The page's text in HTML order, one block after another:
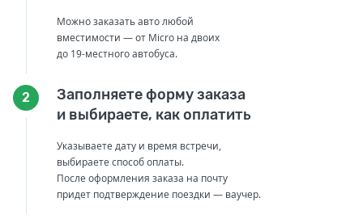
Можно заказать авто любой
вместимости — от Micro на двоих
до 19-местного автобуса.
2
Заполняете форму заказа
и выбираете, как оплатить
Указываете дату и время встречи,
выбираете способ оплаты.
После оформления заказа на почту
придет подтверждение поездки — ваучер.